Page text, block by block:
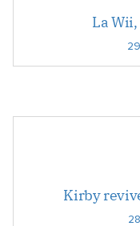
La
Kirby